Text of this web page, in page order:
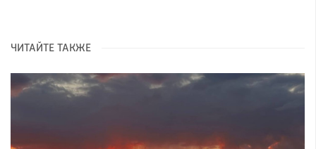
ЧИТАЙТЕ ТАКЖЕ